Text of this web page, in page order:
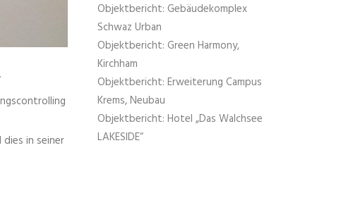
in seiner
Objektbericht: Gebäudekomplex
Schwaz Urban
Objektbericht: Green Harmony,
Kirchham
Objektbericht: Erweiterung Campus
Krems, Neubau
Objektbericht: Hotel „Das Walchsee
LAKESIDE“